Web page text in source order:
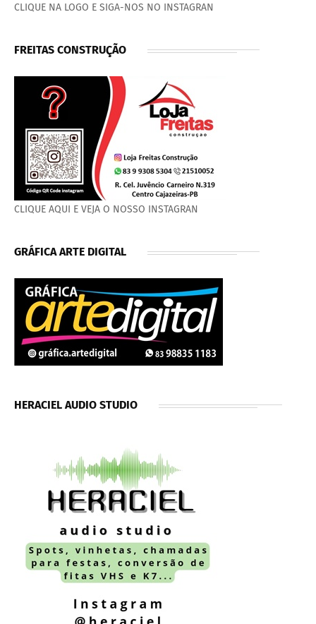
CLIQUE NA LOGO E SIGA-NOS NO INSTAGRAN
FREITAS CONSTRUÇÃO
CLIQUE AQUI E VEJA O NOSSO INSTAGRAN
GRÁFICA ARTE DIGITAL
HERACIEL AUDIO STUDIO